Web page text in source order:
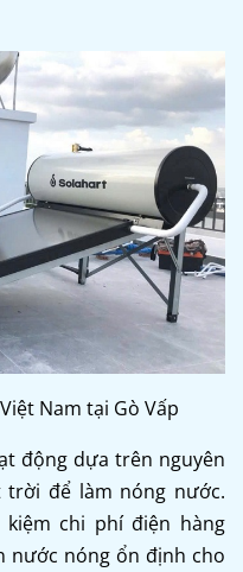
Nam tại Gò Vấp
động dựa trên nguyên
để làm nóng nước.
chi phí điện hàng
nước nóng ổn định cho